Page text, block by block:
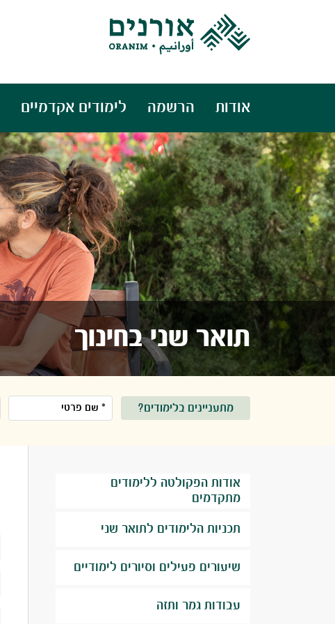
אודות הרשמה לימודים אקדמיים
תואר שני בחינוך
מתעניינים בלימודים?
אודות הפקולטה ללימודים
מתקדמים
תכניות הלימודים לתואר שני
שיעורים פעילים וסיורים לימודיים
עבודות גמר ותזה